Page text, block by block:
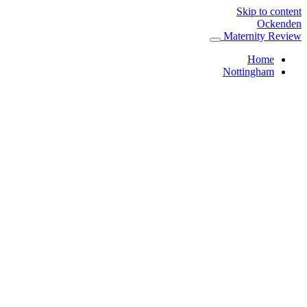
Skip to content
Ockenden
Maternity Review
Home
Nottingham